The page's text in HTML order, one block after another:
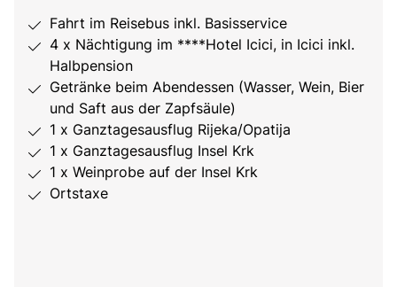
Fahrt im Reisebus inkl. Basisservice
4 x Nächtigung im ****Hotel Icici, in Icici inkl.
Halbpension
Getränke beim Abendessen (Wasser, Wein, Bier
und Saft aus der Zapfsäule)
1 x Ganztagesausflug Rijeka/Opatija
1 x Ganztagesausflug Insel Krk
1 x Weinprobe auf der Insel Krk
Ortstaxe